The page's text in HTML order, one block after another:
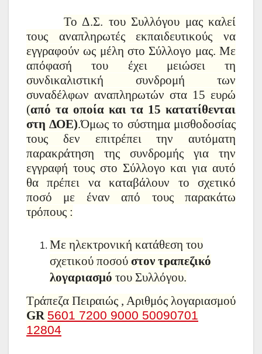
Το Δ.Σ. του Συλλόγου μας καλεί
τους αναπληρωτές εκπαιδευτικούς να
εγγραφούν ως μέλη στο Σύλλογο μας. Με
απόφασή του έχει μειώσει τη
συνδικαλιστική συνδρομή των
συναδέλφων αναπληρωτών στα 15 ευρώ
(από τα οποία και τα 15 κατατίθενται
στη ΔΟΕ).Όμως το σύστημα μισθοδοσίας
τους δεν επιτρέπει την αυτόματη
παρακράτηση της συνδρομής για την
εγγραφή τους στο Σύλλογο και για αυτό
θα πρέπει να καταβάλουν το σχετικό
ποσό με έναν από τους παρακάτω
τρόπους :
Με ηλεκτρονική κατάθεση του
σχετικού ποσού στον τραπεζικό
λογαριασμό του Συλλόγου.
Τράπεζα Πειραιώς , Αριθμός λογαριασμού
GR 5601 7200 9000 50090701
12804